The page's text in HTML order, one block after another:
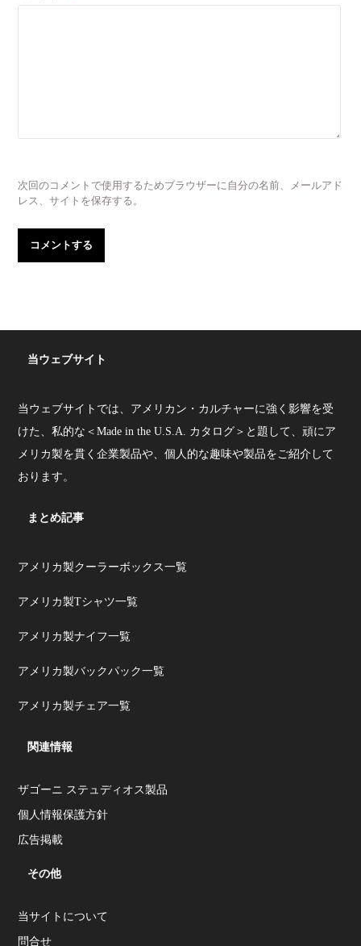
次回のコメントで使用するためブラウザーに自分の名前、メールアド
レス、サイトを保存する。
当ウェブサイト
当ウェブサイトでは、アメリカン・カルチャーに強く影響を受
けた、私的な＜Made in the U.S.A. カタログ＞と題して、頑にア
メリカ製を貫く企業製品や、個人的な趣味や製品をご紹介して
おります。
まとめ記事
アメリカ製クーラーボックス一覧
アメリカ製Tシャツ一覧
アメリカ製ナイフ一覧
アメリカ製バックパック一覧
アメリカ製チェア一覧
関連情報
ザゴーニ ステュディオス製品
個人情報保護方針
広告掲載
その他
当サイトについて
問合せ